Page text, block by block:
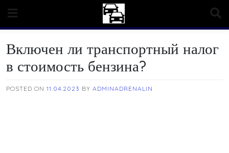
content
Включен ли транспортный налог
в стоимость бензина?
POSTED ON 11.04.2023 BY ADMINADRENALIN